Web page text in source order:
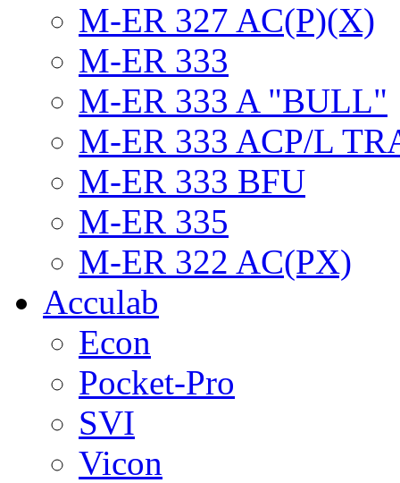
M-ER 327 AC(P)(X)
M-ER 333
M-ER 333 A "BULL"
M-ER 333 ACP/L
M-ER 333 BFU
M-ER 335
M-ER 322 AC(PX)
Acculab
Econ
Pocket-Pro
SVI
Vicon